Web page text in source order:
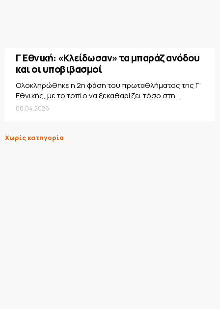
Γ Εθνική: «Κλείδωσαν» τα μπαράζ ανόδου
και οι υποβιβασμοί
Ολοκληρώθηκε η 2η φάση του πρωταθλήματος της Γ’
Εθνικής, με το τοπίο να ξεκαθαρίζει τόσο στη...
08.04.2026
Χωρίς κατηγορία